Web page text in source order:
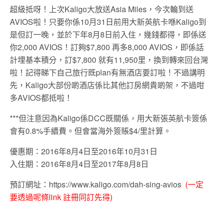
超級抵呀！上次Kaligo大放送Asia Miles，今次輪到送
AVIOS啦！只要你係10月31日前用大新英航卡喺Kaligo到
是但訂一晚，並於下年8月8日前入住，幾錢都得，即係送
你2,000 AVIOS！訂夠$7,800 再多8,000 AVIOS，即係話
計埋基本積分，訂$7,800 就有11,950里，換到轉來回台灣
啦！記得睇下自己旅行既plan有無酒店要訂啦！不過講明
先，Kaligo大部份啲酒店係比其他訂房網貴啲架，不過咁
多AVIOS都抵啦！
***但注意因為Kaligo係DCC既關係，用大新張英航卡簽係
會有0.8%手續費。但會當海外簽賬$4/里計算。
優惠期：2016年8月4日至2016年10月31日
入住期：2016年8月4日至2017年8月8日
預訂網址：https://www.kaligo.com/dah-sing-avios (一定
要透過呢條link 註冊同訂先得)